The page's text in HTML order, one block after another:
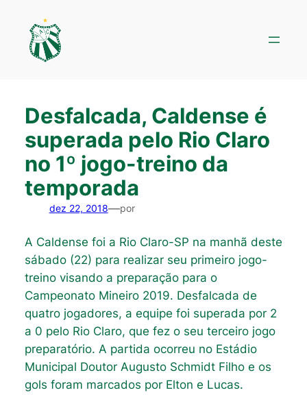
conteúdo
Desfalcada, Caldense é
superada pelo Rio Claro
no 1º jogo-treino da
temporada
dez 22, 2018—por
A Caldense foi a Rio Claro-SP na manhã deste
sábado (22) para realizar seu primeiro jogo-
treino visando a preparação para o
Campeonato Mineiro 2019. Desfalcada de
quatro jogadores, a equipe foi superada por 2
a 0 pelo Rio Claro, que fez o seu terceiro jogo
preparatório. A partida ocorreu no Estádio
Municipal Doutor Augusto Schmidt Filho e os
gols foram marcados por Elton e Lucas.